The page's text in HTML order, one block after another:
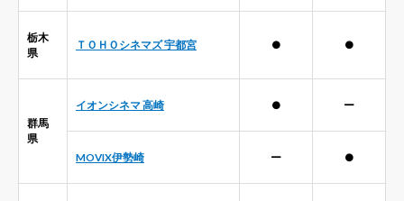
栃木
県
ＴＯＨＯシネマズ 宇都宮 ● ●
群馬
県
イオンシネマ 高崎 ● ー
MOVIX伊勢崎 ー ●